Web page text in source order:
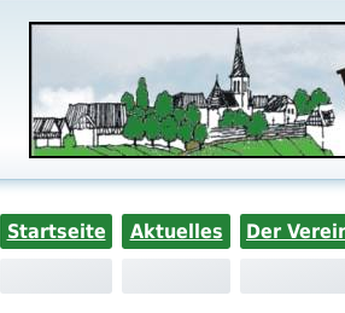
Startseite Aktuelles Der